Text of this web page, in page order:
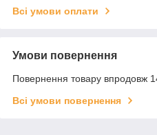
Всі умови оплати
Умови повернення
Повернення товару впродовж
Всі умови повернення